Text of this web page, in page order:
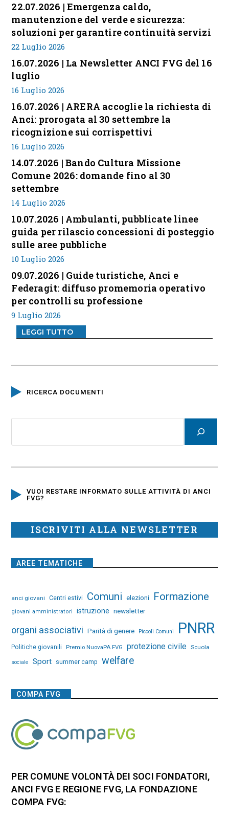
22.07.2026 | Emergenza caldo,
manutenzione del verde e sicurezza:
soluzioni per garantire continuità servizi
22 Luglio 2026
16.07.2026 | La Newsletter ANCI FVG del 16
luglio
16 Luglio 2026
16.07.2026 | ARERA accoglie la richiesta di
Anci: prorogata al 30 settembre la
ricognizione sui corrispettivi
16 Luglio 2026
14.07.2026 | Bando Cultura Missione
Comune 2026: domande fino al 30
settembre
14 Luglio 2026
10.07.2026 | Ambulanti, pubblicate linee
guida per rilascio concessioni di posteggio
sulle aree pubbliche
10 Luglio 2026
09.07.2026 | Guide turistiche, Anci e
Federagit: diffuso promemoria operativo
per controlli su professione
9 Luglio 2026
LEGGI TUTTO
RICERCA DOCUMENTI
VUOI RESTARE INFORMATO SULLE ATTIVITÀ DI ANCI
FVG?
ISCRIVITI ALLA NEWSLETTER
AREE TEMATICHE
anci giovani Centri estivi Comuni elezioni Formazione
giovani amministratori istruzione newsletter
organi associativi Parità di genere Piccoli Comuni PNRR
Politiche giovanili Premio NuovaPA FVG protezione civile Scuola
sociale Sport summer camp welfare
COMPA FVG
PER COMUNE VOLONTÀ DEI SOCI FONDATORI,
ANCI FVG E REGIONE FVG, LA FONDAZIONE
COMPA FVG: